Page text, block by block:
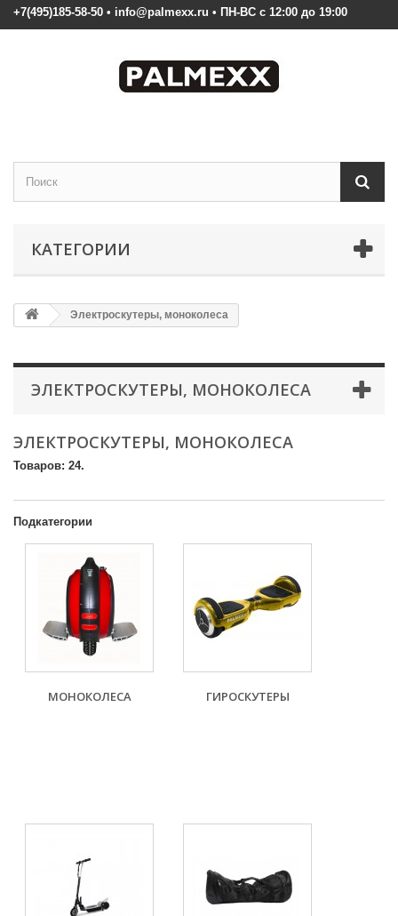
+7(495)185-58-50 • info@palmexx.ru • ПН-ВС с 12:00 до 19:00
КАТЕГОРИИ
Электроскутеры, моноколеса
ЭЛЕКТРОСКУТЕРЫ, МОНОКОЛЕСА
ЭЛЕКТРОСКУТЕРЫ, МОНОКОЛЕСА
Товаров: 24.
Подкатегории
МОНОКОЛЕСА ГИРОСКУТЕРЫ